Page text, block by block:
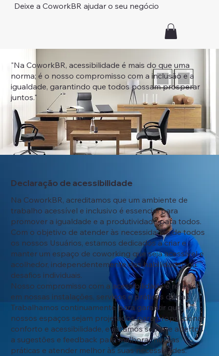
Deixe a CoworkBR ajudar o seu negócio
"Na CoworkBR, acessibilidade é mais do que uma
norma; é o nosso compromisso com a inclusão e a
igualdade, garantindo que todos possam prosperar
juntos."
Declaração de acessibilidade
Na CoworkBR, acreditamos que um ambiente de
trabalho acessível e inclusivo é essencial para
promover a igualdade e a produtividade para todos.
Com o objetivo de atender às necessidades de todos
os nossos Usuários, estamos dedicados a criar e
manter um espaço de coworking que seja acessível e
acolhedor, independentemente das habilidades ou
desafios individuais.
Nosso compromisso com a acessibilidade é refletido
em nossas instalações, serviços e práticas diárias.
Trabalhamos continuamente para garantir que
nossos espaços sejam projetados para proporcionar
conforto e acessibilidade, e estamos sempre abertos
a sugestões e feedback para melhorar nossas
práticas e atender melhor às suas necessidades.